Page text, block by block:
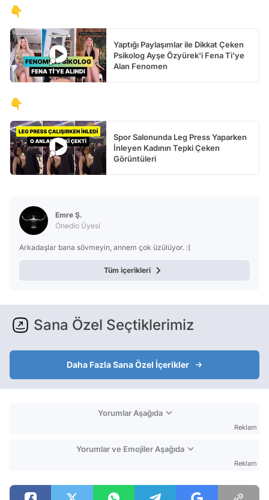
👇
Yaptığı Paylaşımlar ile Dikkat Çeken
Psikolog Ayşe Özyürek'i Fena Ti'ye
Alan Fenomen
👇
Spor Salonunda Leg Press Yaparken
İnleyen Kadının Tepki Çeken
Görüntüleri
Emre Ş.
Onedio Üyesi
Arkadaşlar bana sövmeyin, annem çok üzülüyor. :(
Tüm içerikleri
Sana Özel Seçtiklerimiz
Daha Fazla Sana Özel İçerikler
Yorumlar Aşağıda
Reklam
Yorumlar ve Emojiler Aşağıda
Reklam